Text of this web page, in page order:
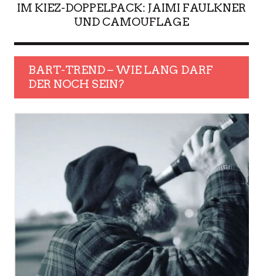
IM KIEZ-DOPPELPACK: JAIMI FAULKNER
UND CAMOUFLAGE
BART-TREND – WIE LANG DARF
DER NOCH SEIN?